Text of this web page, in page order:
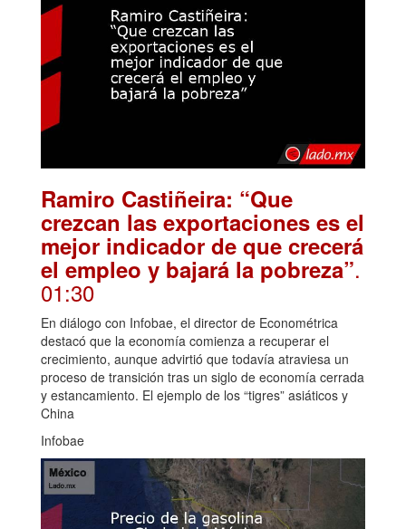
Ramiro Castiñeira: “Que
crezcan las exportaciones es el
mejor indicador de que crecerá
el empleo y bajará la pobreza”.
01:30
En diálogo con Infobae, el director de Econométrica
destacó que la economía comienza a recuperar el
crecimiento, aunque advirtió que todavía atraviesa un
proceso de transición tras un siglo de economía cerrada
y estancamiento. El ejemplo de los “tigres” asiáticos y
China
Infobae